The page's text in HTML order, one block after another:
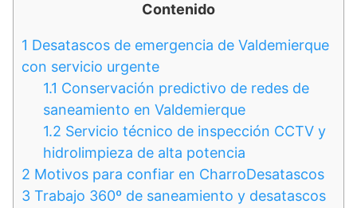
Contenido
1 Desatascos de emergencia de Valdemierque
con servicio urgente
1.1 Conservación predictivo de redes de
saneamiento en Valdemierque
1.2 Servicio técnico de inspección CCTV y
hidrolimpieza de alta potencia
2 Motivos para confiar en CharroDesatascos
3 Trabajo 360º de saneamiento y desatascos